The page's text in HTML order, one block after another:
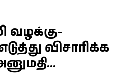
வழக்கு-
விசாரிக்க